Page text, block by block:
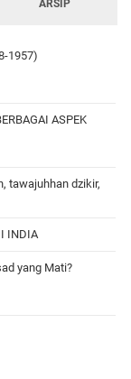
ARSIP
1957)
ASPEK
tawajuhhan dzikir,
INDIA
yang Mati?